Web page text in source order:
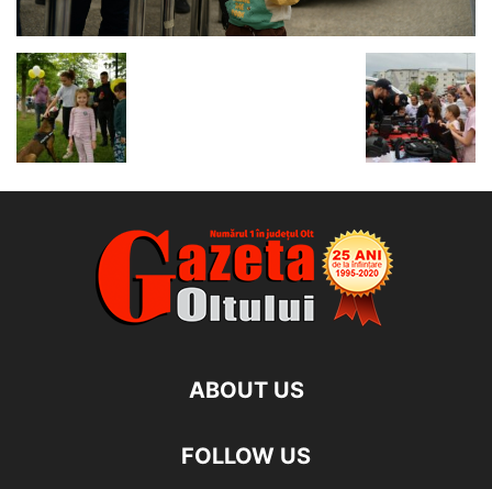
ABOUT US
FOLLOW US